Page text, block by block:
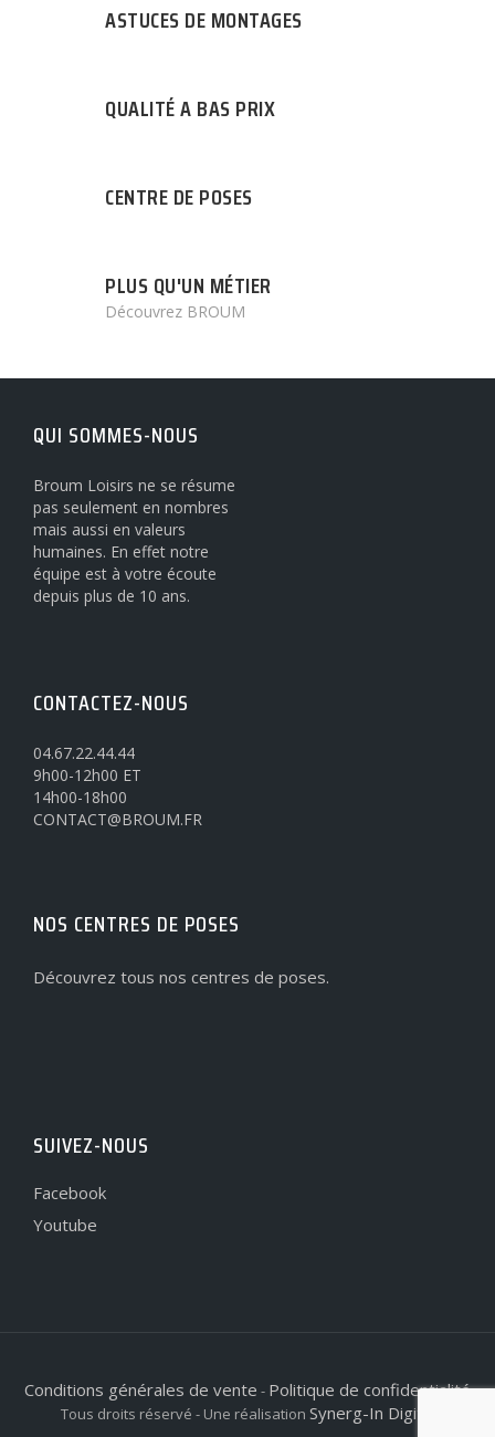
ASTUCES DE MONTAGES
QUALITÉ A BAS PRIX
CENTRE DE POSES
PLUS QU'UN MÉTIER
Découvrez BROUM
QUI SOMMES-NOUS
Broum Loisirs ne se résume
pas seulement en nombres
mais aussi en valeurs
humaines. En effet notre
équipe est à votre écoute
depuis plus de 10 ans.
CONTACTEZ-NOUS
04.67.22.44.44
9h00-12h00 ET
14h00-18h00
CONTACT@BROUM.FR
NOS CENTRES DE POSES
Découvrez tous nos centres de poses.
SUIVEZ-NOUS
Facebook
Youtube
Conditions générales de vente - Politique de confidentialité
Tous droits réservé - Une réalisation Synerg-In Digital